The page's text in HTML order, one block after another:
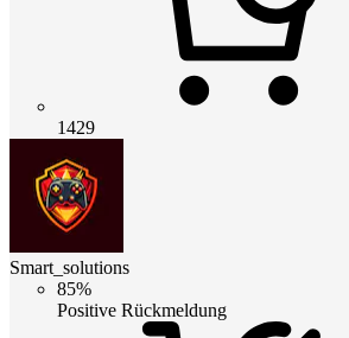
1429
Smart_solutions
85%
Positive Rückmeldung